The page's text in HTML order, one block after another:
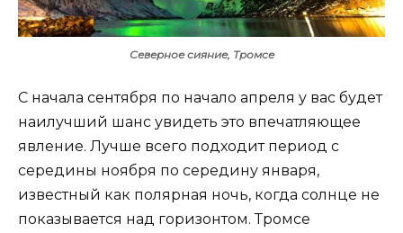
Северное сияние, Тромсе
С начала сентября по начало апреля у вас будет
наилучший шанс увидеть это впечатляющее
явление. Лучше всего подходит период с
середины ноября по середину января,
известный как полярная ночь, когда солнце не
показывается над горизонтом. Тромсе